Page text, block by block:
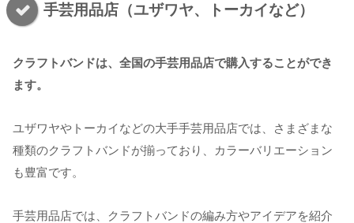
手芸用品店（ユザワヤ、トーカイなど）
クラフトバンドは、全国の手芸用品店で購入することができ
ます。
ユザワヤやトーカイなどの大手手芸用品店では、さまざまな
種類のクラフトバンドが揃っており、カラーバリエーション
も豊富です。
手芸用品店では、クラフトバンドの編み方やアイデアを紹介